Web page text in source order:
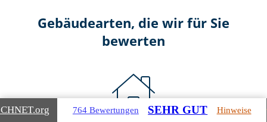
Gebäudearten, die wir für Sie
bewerten
.org 764 Bewertungen SEHR GUT Hinweise